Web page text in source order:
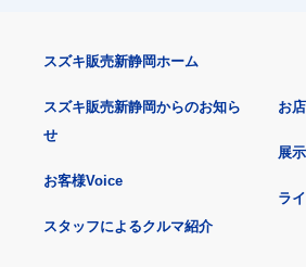
スズキ販売新静岡ホーム
スズキ販売新静岡からのお知ら
せ
お客様Voice
スタッフによるクルマ紹介
お
展
ラ